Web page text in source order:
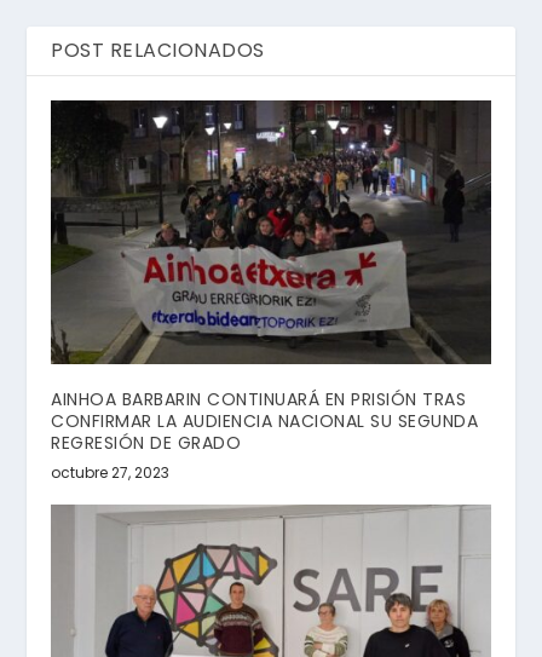
POST RELACIONADOS
AINHOA BARBARIN CONTINUARÁ EN PRISIÓN TRAS
CONFIRMAR LA AUDIENCIA NACIONAL SU SEGUNDA
REGRESIÓN DE GRADO
octubre 27, 2023